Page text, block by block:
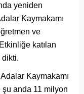
yeniden
Kaymakamı
ve
katılan
dikti.
Kaymakamı
şu anda 11 milyon